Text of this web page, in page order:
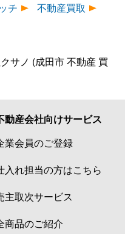
チ
不動産買取
サノ (成田市 不動産 買
動産会社向けサービス
業会員のご登録
入れ担当の方はこちら
主取次サービス
商品のご紹介